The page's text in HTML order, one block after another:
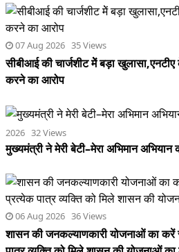
07 Aug 2026 35 Views
सीबीआई की चार्जशीट मेें बड़ा
करने का आरोप
2026 32 Views
मुख्यमंत्री ने मेरी बेटी–मेरा अभिमान अभियान
06 Aug 2026 36 Views
शासन की जनकल्याणकारी योजनाओं का करें